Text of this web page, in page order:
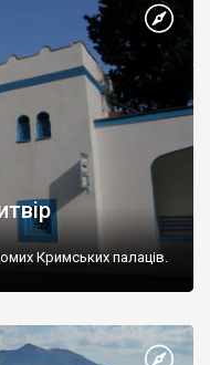
Кримських палаців.